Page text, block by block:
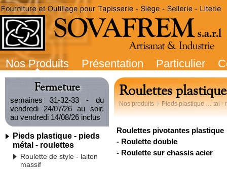
Nos Produits Présentation Particulier
Fermeture
semaines 31-32-33 - du
vendredi 24/07/26 au soir,
au vendredi 14/08/26 inclus
Pieds plastique - pieds
métal - roulettes
Roulette de style - laiton
massif
Roulettes
Nos produits Pieds plastique … tal -
Roulettes pivotantes plastique
- Roulette double
- Roulette sur chassis acier